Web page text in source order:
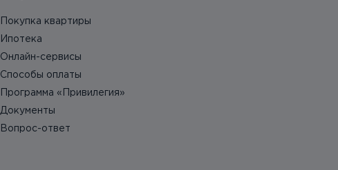
Покупка квартиры
Ипотека
Онлайн-сервисы
Способы оплаты
Программа «Привилегия»
Документы
Вопрос-ответ